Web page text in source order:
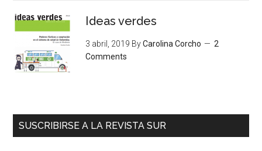
Ideas verdes
3 abril, 2019 ByCarolina Corcho
2
Comments
SUSCRIBIRSE A LA REVISTA SUR